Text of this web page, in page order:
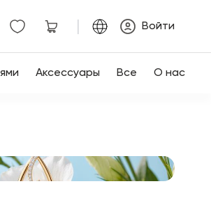
Войти
Аксессуары Все О нас